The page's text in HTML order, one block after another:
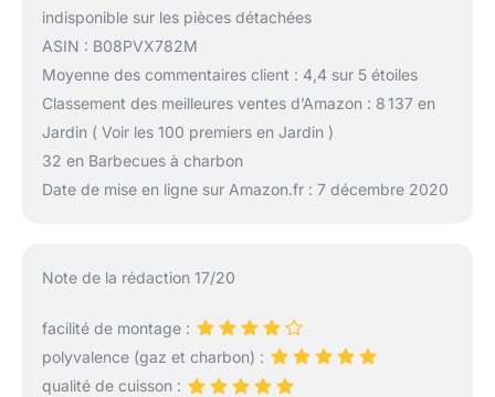
indisponible sur les pièces détachées
ASIN : B08PVX782M
Moyenne des commentaires client : 4,4 sur 5 étoiles
Classement des meilleures ventes d’Amazon : 8 137 en
Jardin ( Voir les 100 premiers en Jardin )
32 en Barbecues à charbon
Date de mise en ligne sur Amazon.fr : 7 décembre 2020
Note de la rédaction 17/20
facilité de montage :
polyvalence (gaz et charbon) :
qualité de cuisson :